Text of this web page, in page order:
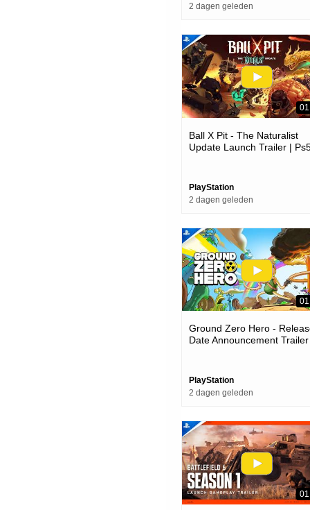
2 dagen geleden
Ball X Pit - The Naturalist
Update Launch Trailer |
PlayStation
2 dagen geleden
Ground Zero Hero -
Date Announcement
PlayStation
2 dagen geleden